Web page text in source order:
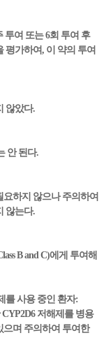
투여 또는 6회 투여 후
평가하여, 이 약의 투여
않았다.
안 된다.
하지 않으나 주의하여
않는다.
B and C)에게 투여해
를 사용 중인 환자:
저해제를 병용
으며 주의하여 투여한